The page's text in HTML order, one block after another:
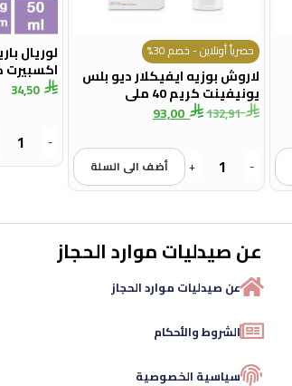
حصرياً أونلاين - خصم 30%
لاروش بوزيه ايفيكلار ديو بلس
يونيفينت كريم 40 ملى
132,91
93,00
-
+ أضف الى السلة
لوريال
اكسبيرت
34,50
-
عن صيدليات موارد الحجاز
عن صيدليات موارد الحجاز
الشروط والأحكام
سياسية الخصوصية